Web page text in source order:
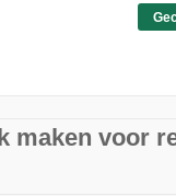
bent
maken voor